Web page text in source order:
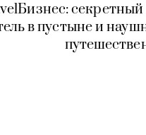
в пустыне и